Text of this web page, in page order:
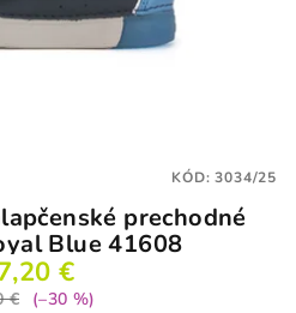
prechodné
Blue 41608
€
€
(–30 %)
KÓD:3034/25